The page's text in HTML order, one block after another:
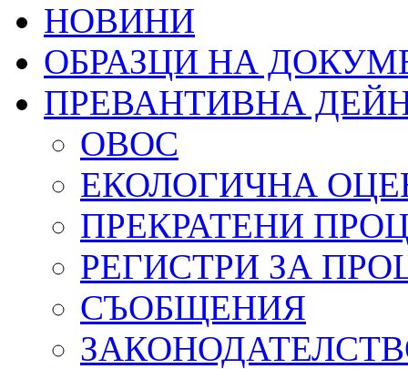
НОВИНИ
ОБРАЗЦИ НА
ПРЕВАНТИВНА
ОВОС
ЕКОЛОГИЧНА
ПРЕКРАТЕНИ
РЕГИСТРИ ЗА
СЪОБЩЕНИЯ